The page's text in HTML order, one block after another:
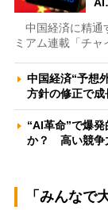
中国経済に精通
ミアム連載「チ
中国経済“予想
方針の修正で
“AI革命”で爆
か？ 高い競争
「みんなで